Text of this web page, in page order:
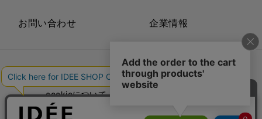
お問い合わせ 企業情報
プライバシーポリシー 外部送信ポリシー
ご利用規約
cookieについて
特定商取引法に基づく表示
古物営業法に基づく表示